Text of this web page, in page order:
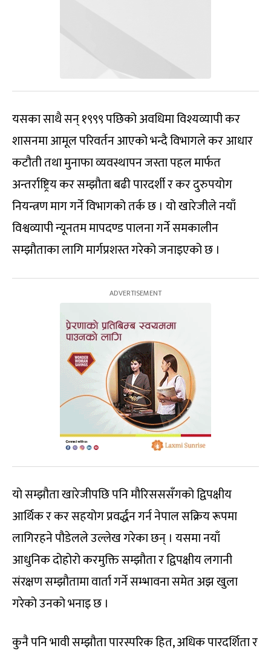
यसका साथै सन् १९९९ पछिको अवधिमा विश्यव्यापी कर
शासनमा आमूल परिवर्तन आएको भन्दै विभागले कर आधार
कटौती तथा मुनाफा व्यवस्थापन जस्ता पहल मार्फत
अन्तर्राष्ट्रिय कर सम्झौता बढी पारदर्शी र कर दुरुपयोग
नियन्त्रण माग गर्ने विभागको तर्क छ । यो खारेजीले नयाँ
विश्वव्यापी न्यूनतम मापदण्ड पालना गर्ने समकालीन
सम्झौताका लागि मार्गप्रशस्त गरेको जनाइएको छ ।
यो सम्झौता खारेजीपछि पनि मौरिसससँगको द्विपक्षीय
आर्थिक र कर सहयोग प्रवर्द्धन गर्न नेपाल सक्रिय रूपमा
लागिरहने पौडेलले उल्लेख गरेका छन् । यसमा नयाँ
आधुनिक दोहोरो करमुक्ति सम्झौता र द्विपक्षीय लगानी
संरक्षण सम्झौतामा वार्ता गर्ने सम्भावना समेत अझ खुला
गरेको उनको भनाइ छ ।
कुनै पनि भावी सम्झौता पारस्परिक हित, अधिक पारदर्शिता र